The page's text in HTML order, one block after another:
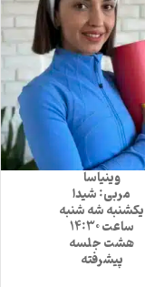
وینیاسا
مربی: شیدا
یکشنبه شه شنبه
ساعت 14:30
هشت جلسه
پیشرفته